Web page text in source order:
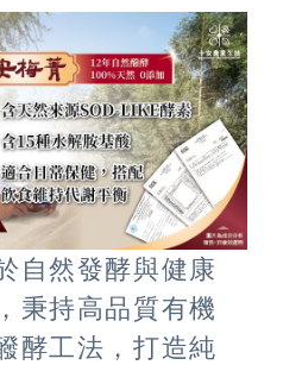
自然發酵與健康
秉持高品質有機
酵工法，打造純